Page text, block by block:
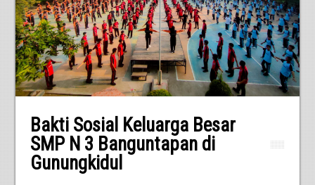
Bakti Sosial Keluarga Besar
SMP N 3 Banguntapan di
Gunungkidul